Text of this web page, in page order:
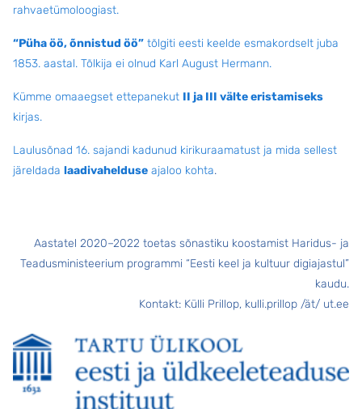
rahvaetümoloogiast.
“Püha öö, õnnistud öö” tõlgiti eesti keelde esmakordselt juba
1853. aastal. Tõlkija ei olnud Karl August Hermann.
Kümme omaaegset ettepanekut II ja III välte eristamiseks
kirjas.
Laulusõnad 16. sajandi kadunud kirikuraamatust ja mida sellest
järeldada laadivahelduse ajaloo kohta.
Aastatel 2020–2022 toetas sõnastiku koostamist Haridus- ja
Teadusministeerium programmi “Eesti keel ja kultuur digiajastul”
kaudu.
Kontakt: Külli Prillop, kulli.prillop /ät/ ut.ee